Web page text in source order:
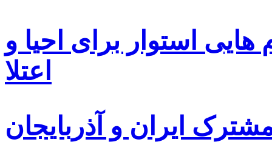
استوار برای احیا و
اعتلا
ایران و آذربایجان